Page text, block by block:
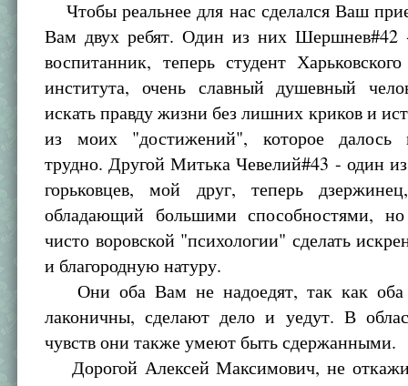
Чтобы реальнее для нас сделался Ваш
Вам двух ребят. Один из них
воспитанник, теперь студент
института, очень славный душевный
искать правду жизни без лишних криков и
из моих "достижений", которое далось
трудно. Другой Митька Чевелий#43 - один
горьковцев, мой друг, теперь
обладающий большими способностями,
чисто воровской "психологии" сделать
и благородную натуру.
Они оба Вам не надоедят, так как оба
лаконичны, сделают дело и уедут. В
чувств они также умеют быть сдержанными.
Дорогой Алексей Максимович, не